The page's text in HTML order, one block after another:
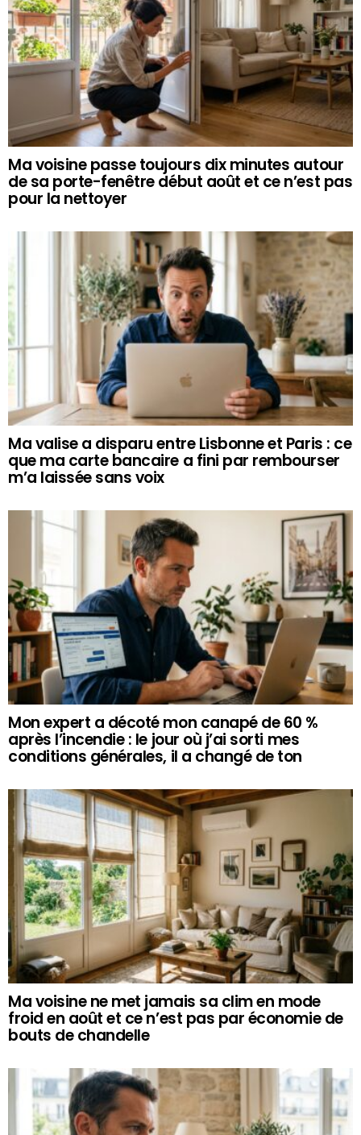
Ma voisine passe toujours dix minutes autour
de sa porte-fenêtre début août et ce n’est pas
pour la nettoyer
Ma valise a disparu entre Lisbonne et Paris : ce
que ma carte bancaire a fini par rembourser
m’a laissée sans voix
Mon expert a décoté mon canapé de 60 %
après l’incendie : le jour où j’ai sorti mes
conditions générales, il a changé de ton
Ma voisine ne met jamais sa clim en mode
froid en août et ce n’est pas par économie de
bouts de chandelle